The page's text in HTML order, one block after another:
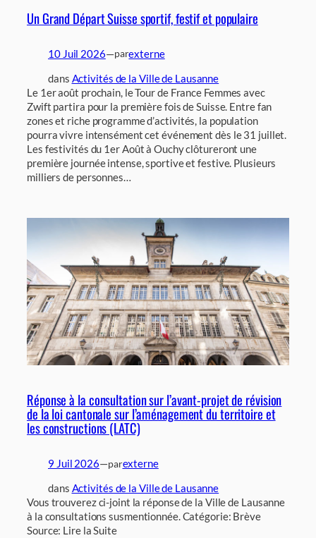
Un Grand Départ Suisse sportif, festif et populaire
10 Juil 2026—parexterne
dans Activités de la Ville de Lausanne
Le 1er août prochain, le Tour de France Femmes avec
Zwift partira pour la première fois de Suisse. Entre fan
zones et riche programme d’activités, la population
pourra vivre intensément cet événement dès le 31 juillet.
Les festivités du 1er Août à Ouchy clôtureront une
première journée intense, sportive et festive. Plusieurs
milliers de personnes…
Réponse à la consultation sur l’avant-projet de révision
de la loi cantonale sur l’aménagement du territoire et
les constructions (LATC)
9 Juil 2026—parexterne
dans Activités de la Ville de Lausanne
Vous trouverez ci-joint la réponse de la Ville de Lausanne
à la consultations susmentionnée. Catégorie: Brève
Source: Lire la Suite